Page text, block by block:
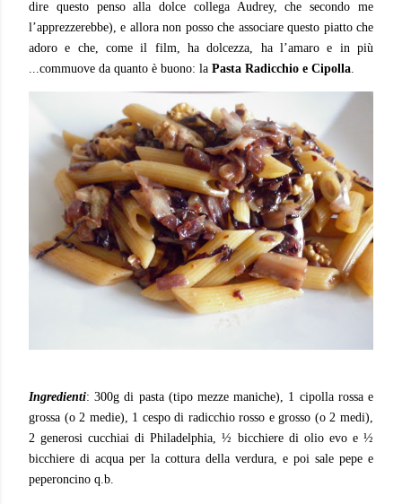
dire questo penso alla dolce collega Audrey, che secondo me
l’apprezzerebbe), e allora non posso che associare questo piatto che
adoro e che, come il film, ha dolcezza, ha l’amaro e in più
...commuove da quanto è buono: la Pasta Radicchio e Cipolla
Ingredienti: 300g di pasta (tipo mezze maniche), 1 cipolla rossa e
grossa (o 2 medie), 1 cespo di radicchio rosso e grosso (o 2 medi),
2 generosi cucchiai di Philadelphia, ½ bicchiere di olio evo e ½
bicchiere di acqua per la cottura della verdura, e poi sale pepe e
peperoncino q.b.